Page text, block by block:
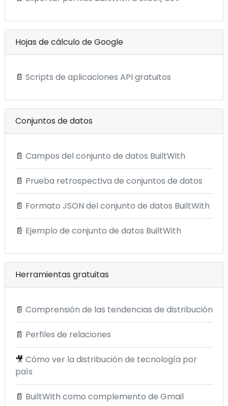
Hojas de cálculo de Google
📄 Scripts de aplicaciones API gratuitos
Conjuntos de datos
📄 Campos del conjunto de datos BuiltWith
📄 Prueba retrospectiva de conjuntos de datos
📄 Formato JSON del conjunto de datos BuiltWith
📄 Ejemplo de conjunto de datos BuiltWith
Herramientas gratuitas
📄 Comprensión de las tendencias de distribución
📄 Perfiles de relaciones
🎥 Cómo ver la distribución de tecnología por
país
📄 BuiltWith como complemento de Gmail